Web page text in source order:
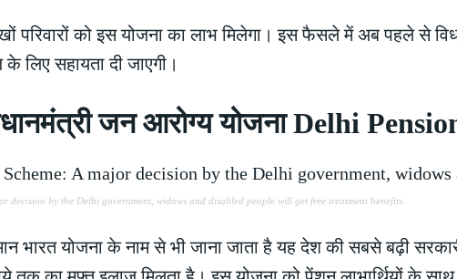
परिवारों को इस योजना का लाभ मिलेगा। इस फैसले में अब पहले से
के लिए सहायता दी जाएगी।
जन आरोग्य योजना Delhi
decision by the Delhi government, widows and disabled people will get free treatment benefits.
भारत योजना के नाम से भी जाना जाता है यह देश की सबसे बढ़ी